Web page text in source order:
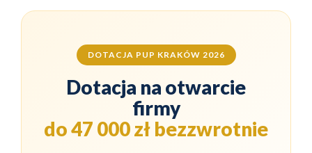
DOTACJA PUP KRAKÓW 2026
Dotacja na otwarcie
firmy
do 47 000 zł bezzwrotnie